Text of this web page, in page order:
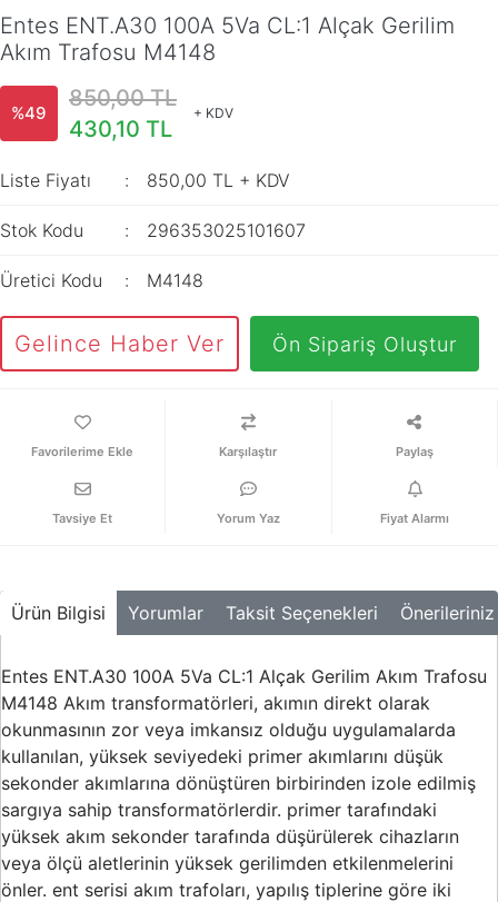
Entes ENT.A30 100A 5Va CL:1 Alçak Gerilim
Akım Trafosu M4148
%49
850,00 TL
430,10 TL
+ KDV
Liste Fiyatı 850,00 TL + KDV
Stok Kodu 296353025101607
Üretici Kodu M4148
Gelince Haber Ver Ön Sipariş Oluştur
Karşılaştır Paylaş
Tavsiye Et Yorum Yaz Fiyat Alarmı
Ürün Bilgisi Yorumlar Taksit Seçenekleri Önerileriniz
Entes ENT.A30 100A 5Va CL:1 Alçak Gerilim Akım Trafosu
M4148 Akım transformatörleri, akımın direkt olarak
okunmasının zor veya imkansız olduğu uygulamalarda
kullanılan, yüksek seviyedeki primer akımlarını düşük
sekonder akımlarına dönüştüren birbirinden izole edilmiş
sargıya sahip transformatörlerdir. primer tarafındaki
yüksek akım sekonder tarafında düşürülerek cihazların
veya ölçü aletlerinin yüksek gerilimden etkilenmelerini
önler. ent serisi akım trafoları, yapılış tiplerine göre iki